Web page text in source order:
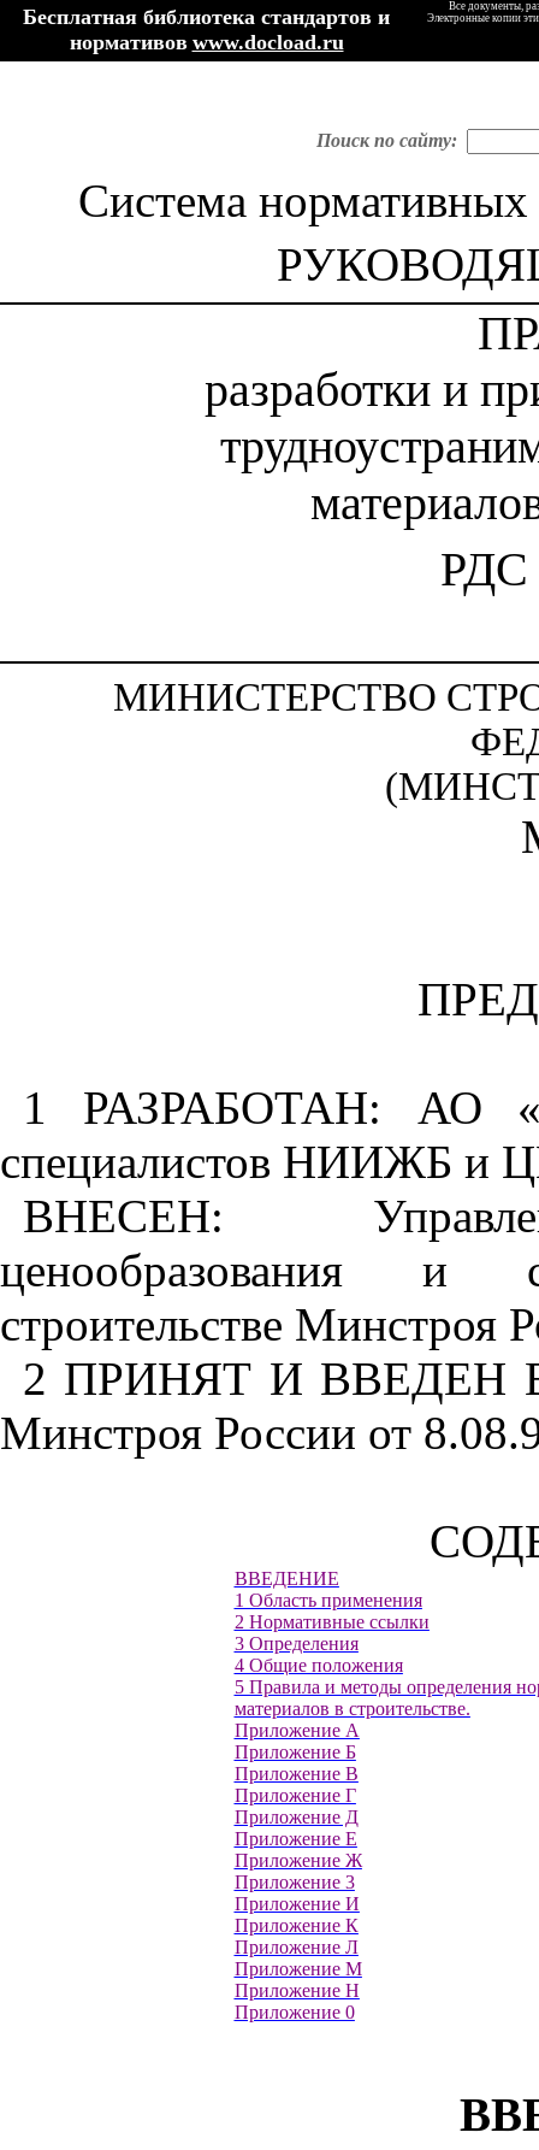
Бесплатная библиотека стандартов и
нормативов www.docload.ru
Все документы,
Электронные копии
Поиск по сайту:
Система нормативных
разработки и
РДС
МИНИСТЕРСТВО
1 РАЗРАБОТАН: АО
специалистов НИИЖБ и
ВНЕСЕН:
ценообразования и
строительстве Минстроя
2 ПРИНЯТ И ВВЕДЕН В
Минстроя России от
ВВЕДЕНИЕ
1 Область применения
2 Нормативные ссылки
3 Определения
4 Общие положения
5 Правила и методы определения
материалов в строительстве.
Приложение А
Приложение Б
Приложение В
Приложение Г
Приложение Д
Приложение Е
Приложение Ж
Приложение 3
Приложение И
Приложение К
Приложение Л
Приложение М
Приложение Н
Приложение 0